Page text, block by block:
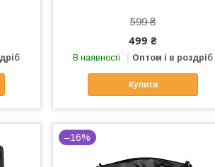
599 ₴
499 ₴
В наявності Оптом і в роздріб
Купити
–16%